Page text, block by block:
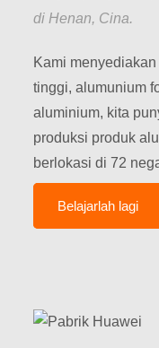
di Henan, Cina.
Kami
tinggi, alumunium
aluminium, kita
produksi produk
berlokasi di 72
Belajarlah lagi